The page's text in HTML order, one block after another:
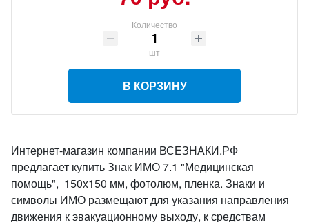
Количество
шт
В КОРЗИНУ
Интернет-магазин компании ВСЕЗНАКИ.РФ
предлагает купить Знак ИМО 7.1 "Медицинская
помощь", 150x150 мм, фотолюм, пленка. Знаки и
символы ИМО размещают для указания направления
движения к эвакуационному выходу, к средствам